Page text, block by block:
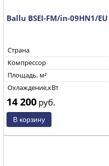
Ballu BSEI-FM/in-09HN1/EU
Страна
Компрессор
Площадь, м²
Охлаждение,кВт
14 200 руб.